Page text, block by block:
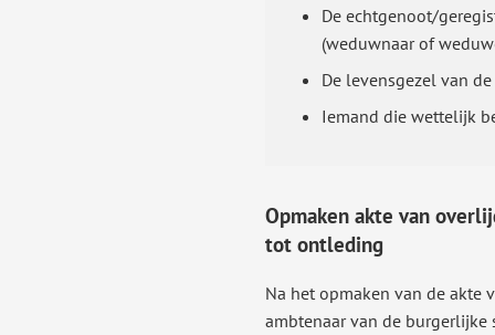
De echtgenoot/
(weduwnaar of
De levensgezel van
Iemand die wettelijk
Opmaken akte van
tot ontleding
Na het opmaken van de akte
ambtenaar van de burgerlijke